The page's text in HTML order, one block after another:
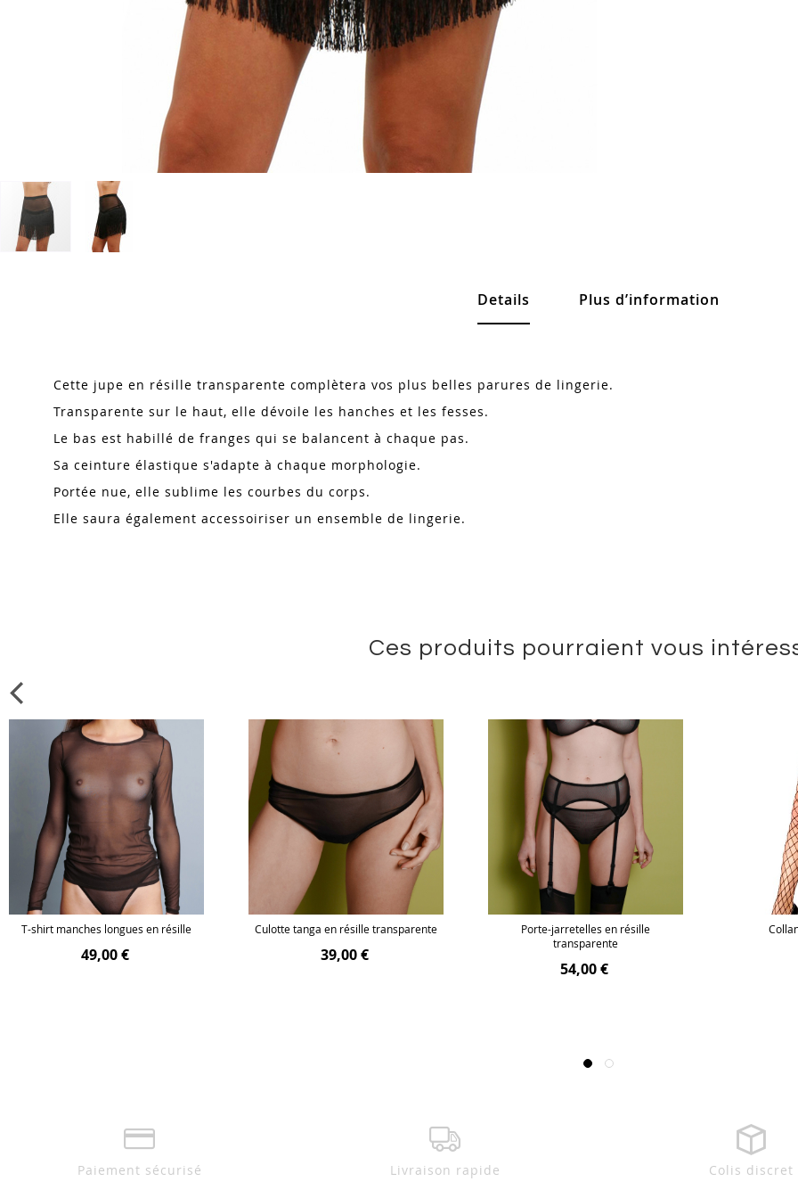
Details
Cette jupe en résille transparente complètera vos plus belles parures de lingerie.
Transparente sur le haut, elle dévoile les hanches et les fesses.
Le bas est habillé de franges qui se balancent à chaque pas.
Sa ceinture élastique s'adapte à chaque morphologie.
Portée nue, elle sublime les courbes du corps.
Elle saura également accessoiriser un ensemble de lingerie.
Plus d’information
Ces produits pourraient vous
T-shirt manches longues en résille
49,00 €
Culotte tanga en résille transparente
39,00 €
Porte-jarretelles en résille
transparente
54,00 €
Paiement sécurisé Livraison rapide Colis discret